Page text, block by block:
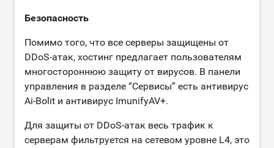
Безопасность
Помимо того, что все серверы защищены от
DDoS-атак, хостинг предлагает пользователям
многостороннюю защиту от вирусов. В панели
управления в разделе “Сервисы” есть антивирус
Ai-Bolit и антивирус ImunifyAV+.
Для защиты от DDoS-атак весь трафик к
серверам фильтруется на сетевом уровне L4, это